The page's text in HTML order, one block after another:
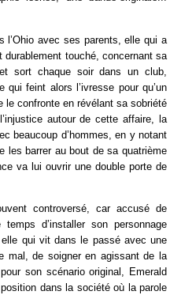
l’Ohio avec ses parents, elle qui a
durablement touché, concernant sa
sort chaque soir dans un club,
feint alors l’ivresse pour qu’un
le confronte en révélant sa sobriété
autour de cette affaire, la
beaucoup d’hommes, en y notant
les barrer au bout de sa quatrième
va lui ouvrir une double porte de
controversé, car accusé de
d’installer son personnage
qui vit dans le passé avec une
mal, de soigner en agissant de la
son scénario original, Emerald
dans la société où la parole